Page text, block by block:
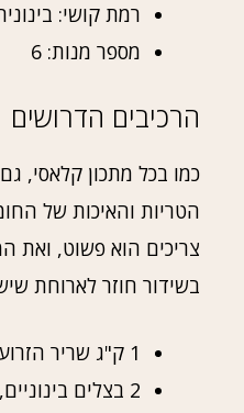
רמת קושי:
מספר מנות: 6
הרכיבים הדרושים
כמו בכל מתכון קלאסי,
הטריות והאיכות של
צריכים הוא פשוט, ואת
בשידור חוזר לארוחת
1 ק"ג שריר הזרוע, חתוך לקוביות.
2 בצלים בינוניים, קצוצים גס.